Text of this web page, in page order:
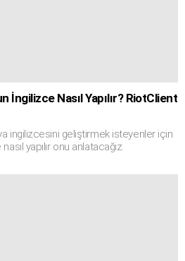
İngilizce Nasıl Yapılır? RiotClient
ingilizcesini geliştirmek isteyenler için
yapılır onu anlatacağız.